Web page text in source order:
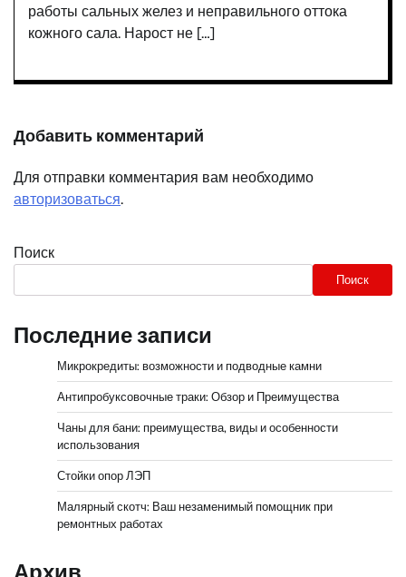
работы сальных желез и неправильного оттока
кожного сала. Нарост не […]
Добавить комментарий
Для отправки комментария вам необходимо
авторизоваться.
Поиск
Поиск
Последние записи
Микрокредиты: возможности и подводные камни
Антипробуксовочные траки: Обзор и Преимущества
Чаны для бани: преимущества, виды и особенности
использования
Стойки опор ЛЭП
Малярный скотч: Ваш незаменимый помощник при
ремонтных работах